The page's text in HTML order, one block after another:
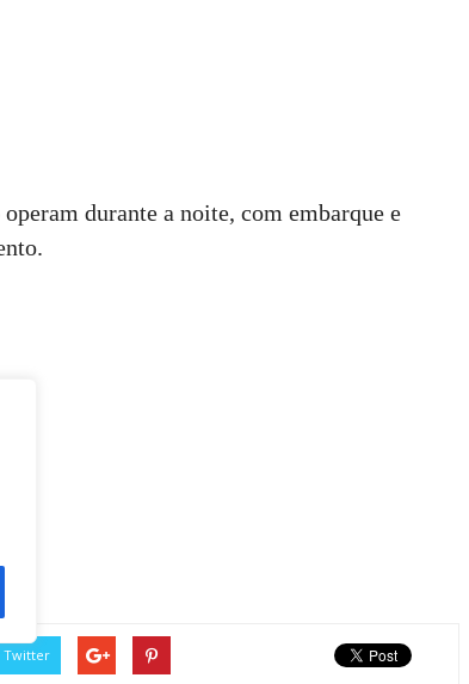
durante a noite, com embarque e
Twitter